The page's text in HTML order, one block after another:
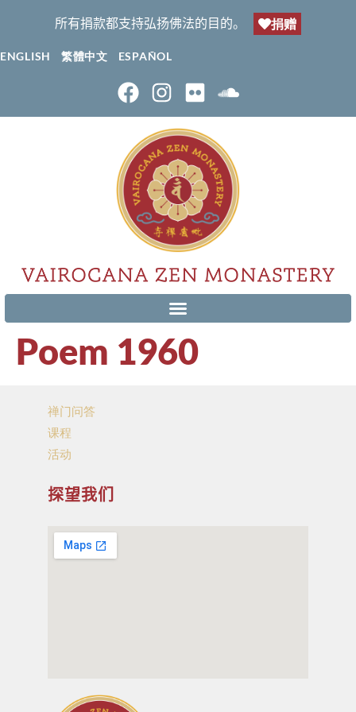
所有捐款都支持弘扬佛法的目的。 捐赠
ENGLISH 繁體中文 ESPAÑOL
Poem 1960
禅门问答
课程
活动
探望我们